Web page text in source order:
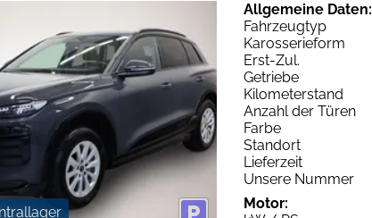
Allgemeine Daten:
Fahrzeugtyp
Karosserieform
Erst-Zul.
Getriebe
Kilometerstand
Anzahl der Türen
Farbe
Standort
Lieferzeit
Unsere Nummer
Motor: